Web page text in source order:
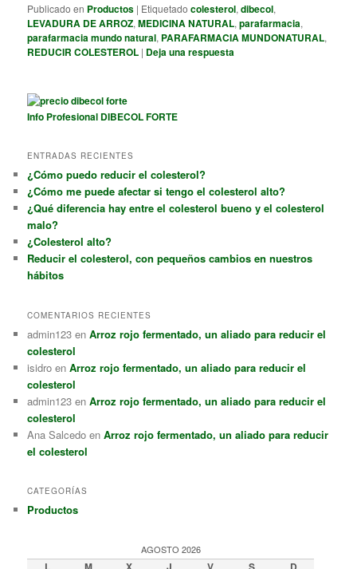
Publicado en Productos | Etiquetado colesterol,dibecol,
LEVADURA DE ARROZ,MEDICINA NATURAL,parafarmacia,
parafarmacia mundo natural, PARAFARMACIA MUNDONATURAL,
REDUCIR COLESTEROL | Deja una respuesta
Info Profesional DIBECOL FORTE
ENTRADAS RECIENTES
¿Cómo puedo reducir el colesterol?
¿Cómo me puede afectar si tengo el colesterol alto?
¿Qué diferencia hay entre el colesterol bueno y el colesterol
malo?
¿Colesterol alto?
Reducir el colesterol, con pequeños cambios en nuestros
hábitos
COMENTARIOS RECIENTES
admin123 enArroz rojo fermentado, un aliado para reducir el
colesterol
isidro enArroz rojo fermentado, un aliado para reducir el
colesterol
admin123 enArroz rojo fermentado, un aliado para reducir el
colesterol
Ana Salcedo enArroz rojo fermentado, un aliado para reducir
el colesterol
CATEGORÍAS
Productos
AGOSTO 2026